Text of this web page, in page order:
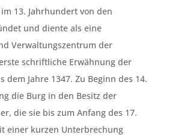
13. Jahrhundert von den
und diente als eine
Verwaltungszentrum der
schriftliche Erwähnung der
dem Jahre 1347. Zu Beginn des 14.
die Burg in den Besitz der
die sie bis zum Anfang des 17.
einer kurzen Unterbrechung